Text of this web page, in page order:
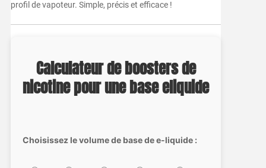
profil de vapoteur. Simple, précis et efficace !
Calculateur de boosters de
nicotine pour une base eliquide
Choisissez le volume de base de e-liquide :